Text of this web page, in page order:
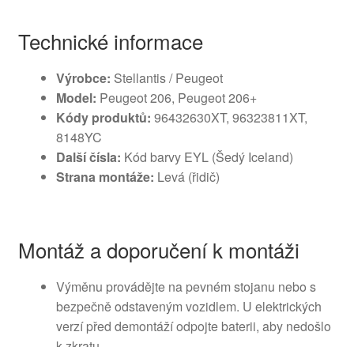
Technické informace
Výrobce: Stellantis / Peugeot
Model: Peugeot 206, Peugeot 206+
Kódy produktů: 96432630XT, 96323811XT,
8148YC
Další čísla: Kód barvy EYL (Šedý Iceland)
Strana montáže: Levá (řidič)
Montáž a doporučení k montáži
Výměnu provádějte na pevném stojanu nebo s
bezpečně odstaveným vozidlem. U elektrických
verzí před demontáží odpojte baterii, aby nedošlo